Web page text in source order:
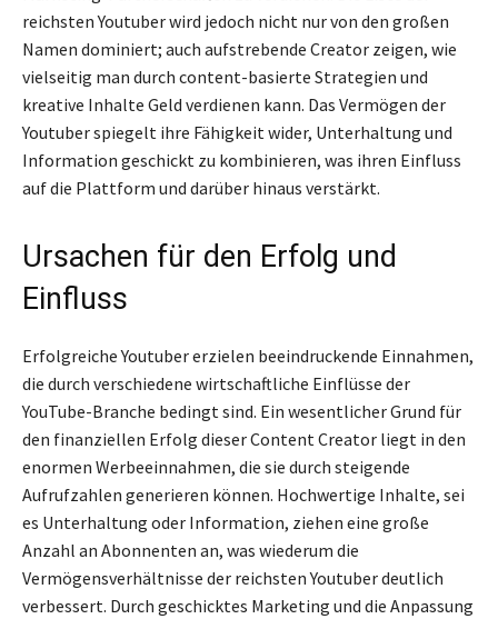
reichsten Youtuber wird jedoch nicht nur von den großen
Namen dominiert; auch aufstrebende Creator zeigen, wie
vielseitig man durch content-basierte Strategien und
kreative Inhalte Geld verdienen kann. Das Vermögen der
Youtuber spiegelt ihre Fähigkeit wider, Unterhaltung und
Information geschickt zu kombinieren, was ihren Einfluss
auf die Plattform und darüber hinaus verstärkt.
Ursachen für den Erfolg und
Einfluss
Erfolgreiche Youtuber erzielen beeindruckende Einnahmen,
die durch verschiedene wirtschaftliche Einflüsse der
YouTube-Branche bedingt sind. Ein wesentlicher Grund für
den finanziellen Erfolg dieser Content Creator liegt in den
enormen Werbeeinnahmen, die sie durch steigende
Aufrufzahlen generieren können. Hochwertige Inhalte, sei
es Unterhaltung oder Information, ziehen eine große
Anzahl an Abonnenten an, was wiederum die
Vermögensverhältnisse der reichsten Youtuber deutlich
verbessert. Durch geschicktes Marketing und die Anpassung